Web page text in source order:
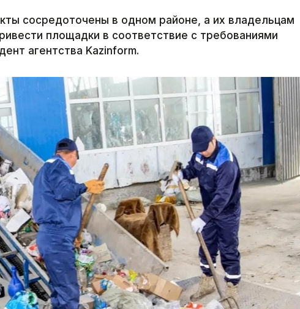
сосредоточены в одном районе, а их владельцам
площадки в соответствие с требованиями
агентства Kazinform.